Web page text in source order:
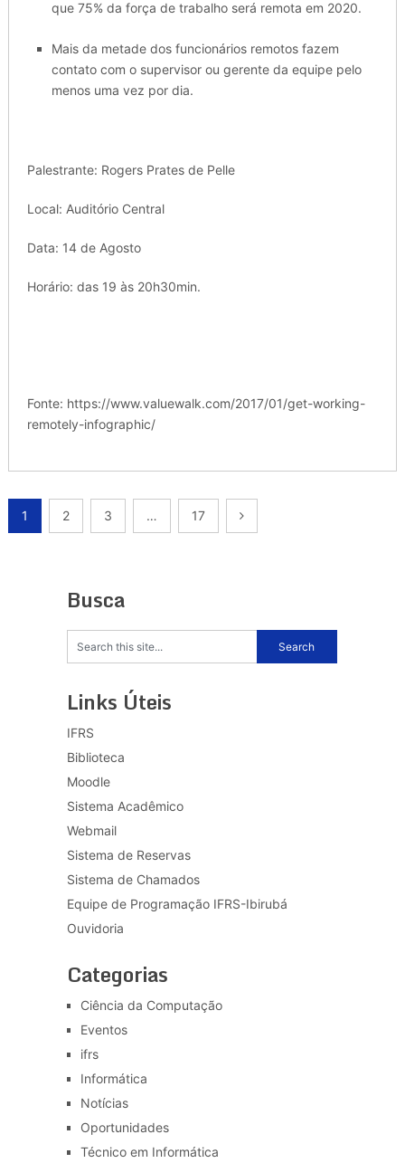
que 75% da força de trabalho será remota em 2020.
Mais da metade dos funcionários remotos fazem
contato com o supervisor ou gerente da equipe pelo
menos uma vez por dia.
Palestrante: Rogers Prates de Pelle
Local: Auditório Central
Data: 14 de Agosto
Horário: das 19 às 20h30min.
Fonte: https://www.valuewalk.com/2017/01/get-working-
remotely-infographic/
Paginação
1 2 3 … 17
Busca
Links Úteis
IFRS
Biblioteca
Moodle
Sistema Acadêmico
Webmail
Sistema de Reservas
Sistema de Chamados
Equipe de Programação IFRS-Ibirubá
Ouvidoria
Categorias
Ciência da Computação
Eventos
ifrs
Informática
Notícias
Oportunidades
Técnico em Informática